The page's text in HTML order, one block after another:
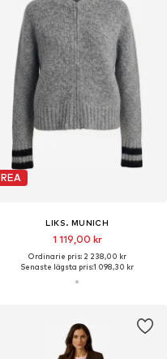
REA
LIKS. MUNICH
1 119,00 kr
Ordinarie pris: 2 238,00 kr
Senaste lägsta pris:1 098,30 kr